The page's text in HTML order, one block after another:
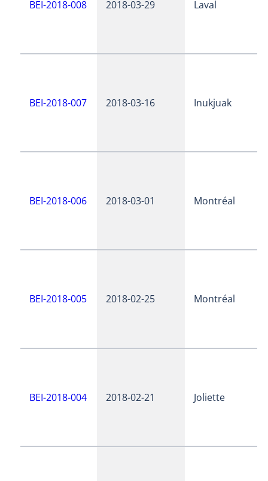
BEI-2018-008 2018-03-29 Laval
BEI-2018-007 2018-03-16 Inukjuak
BEI-2018-006 2018-03-01 Montréal
BEI-2018-005 2018-02-25 Montréal
BEI-2018-004 2018-02-21 Joliette